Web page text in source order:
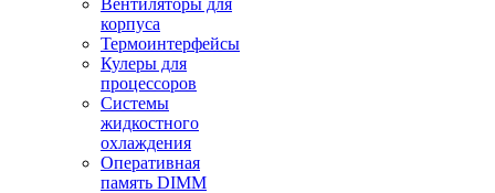
Вентиляторы для
корпуса
Термоинтерфейсы
Кулеры для
процессоров
Системы
жидкостного
охлаждения
Оперативная
память DIMM